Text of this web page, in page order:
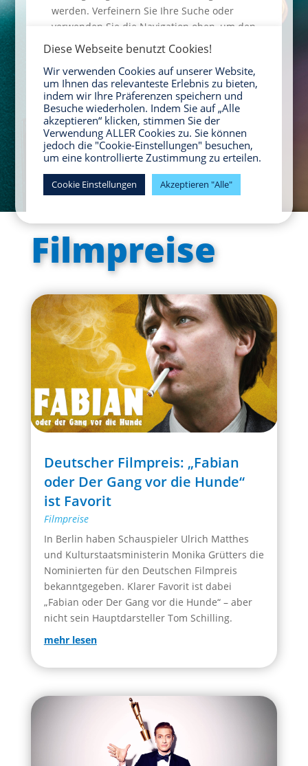
Filmpreise
Deutscher Filmpreis: „Fabian
oder Der Gang vor die Hunde“
ist Favorit
Filmpreise
In Berlin haben Schauspieler Ulrich Matthes
und Kulturstaatsministerin Monika Grütters die
Nominierten für den Deutschen Filmpreis
bekanntgegeben. Klarer Favorit ist dabei
„Fabian oder Der Gang vor die Hunde“ – aber
nicht sein Hauptdarsteller Tom Schilling.
mehr lesen